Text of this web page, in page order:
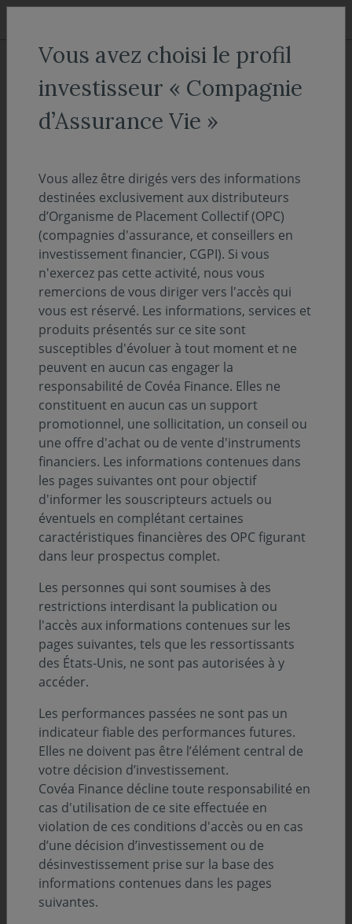
Aller au menu
Aller au contenu
ACCUEIL Décryptages
"OnDécrypte l'Hebdo" - La
PERSPECTIVES ÉCONOMIQUES ET FINANCIÈRES 02 juin 2026
Temps de lecture :
Dans les prochaines années, la France devrait
connaître la plus grande transmission
patrimoniale de son histoire.
D’après certaines estimations, jusqu’à 9 000 milliards
d'euros devraient être transmis d'ici à 2040*, via
principalement l’immobilier et l’assurance-vie, les deux
placements préférés des Français. Mais c’est aussi
quelque 370 000 entreprises, employant pas moins de 3
millions de salariés, qui vont devoir retrouver un
repreneur d’ici 2030. Un enjeu économique et sociétal
sans précédent pour le pays.
Les chiffres alertent. D’après la BPI, 40 % des dirigeants
de TPE-PME-ETI prévoient de céder leur société dans
cinq ans, le tourisme et les transports sont les secteurs
les plus concernés. Une grande majorité des
entrepreneurs n’auraient pas encore réfléchi à leur
succession. Sans préparation, des milliers d’entreprises
pourraient disparaître, emportant emplois et savoir-
faire.
Le financement reste l’obstacle majeur. Les banques, de
plus en plus exigeantes, réclament des apports
personnels élevés. Des repreneurs estiment que leur
emprunt limite leur capacité d’investissement et jugent
les charges financières trop lourdes. Complexité
administrative et difficulté à fixer un prix juste
aggravent la situation.
Le besoin d’accompagnement des entreprises est
primordial. Les fonds d’investissement jouent un rôle
Vous avez choisi le profil
investisseur « Compagnie
d’Assurance Vie »
Vous allez être dirigés vers des informations
destinées exclusivement aux distributeurs
d’Organisme de Placement Collectif (OPC)
(compagnies d'assurance, et conseillers en
investissement financier, CGPI). Si vous
n'exercez pas cette activité, nous vous
remercions de vous diriger vers l'accès qui
vous est réservé. Les informations, services et
produits présentés sur ce site sont
susceptibles d'évoluer à tout moment et ne
peuvent en aucun cas engager la
responsabilité de Covéa Finance. Elles ne
constituent en aucun cas un support
promotionnel, une sollicitation, un conseil ou
une offre d'achat ou de vente d'instruments
financiers. Les informations contenues dans
les pages suivantes ont pour objectif
d'informer les souscripteurs actuels ou
éventuels en complétant certaines
caractéristiques financières des OPC figurant
dans leur prospectus complet.
Les personnes qui sont soumises à des
restrictions interdisant la publication ou
l'accès aux informations contenues sur les
pages suivantes, tels que les ressortissants
des États-Unis, ne sont pas autorisées à y
accéder.
Les performances passées ne sont pas un
indicateur fiable des performances futures.
Elles ne doivent pas être l’élément central de
votre décision d’investissement.
Covéa Finance décline toute responsabilité en
cas d'utilisation de ce site effectuée en
violation de ces conditions d'accès ou en cas
d’une décision d’investissement ou de
désinvestissement prise sur la base des
informations contenues dans les pages
suivantes.